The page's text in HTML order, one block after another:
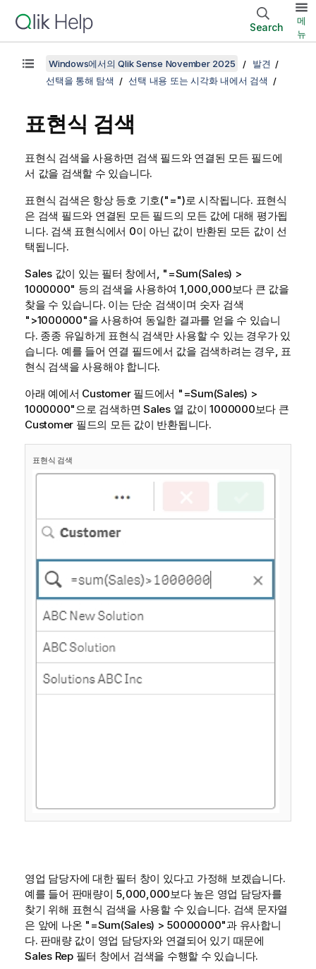
Search
메
뉴
Windows에서의 Qlik Sense November 2025
발견
선택을 통해 탐색
선택 내용 또는 시각화 내에서 검색
표현식 검색
표현식 검색을 사용하면 검색 필드와 연결된 모든 필드에
서 값을 검색할 수 있습니다.
표현식 검색은 항상 등호 기호("=")로 시작됩니다. 표현식
은 검색 필드와 연결된 모든 필드의 모든 값에 대해 평가됩
니다. 검색 표현식에서 0이 아닌 값이 반환된 모든 값이 선
택됩니다.
Sales값이 있는 필터 창에서, "=Sum(Sales) >
1000000" 등의 검색을 사용하여 1,000,000보다 큰 값을
찾을 수 있습니다. 이는 단순 검색이며 숫자 검색
">1000000"을 사용하여 동일한 결과를 얻을 수 있습니
다. 종종 유일하게 표현식 검색만 사용할 수 있는 경우가 있
습니다. 예를 들어 연결 필드에서 값을 검색하려는 경우, 표
현식 검색을 사용해야 합니다.
아래 예에서 Customer 필드에서 "=Sum(Sales) >
1000000"으로 검색하면 Sales열 값이 1000000보다 큰
Customer 필드의 모든 값이 반환됩니다.
표현식 검색
영업 담당자에 대한 필터 창이 있다고 가정해 보겠습니다.
예를 들어 판매량이 5,000,000보다 높은 영업 담당자를
찾기 위해 표현식 검색을 사용할 수 있습니다. 검색 문자열
은 앞에 나온 "=Sum(Sales) > 50000000"과 유사합니
다. 판매량 값이 영업 담당자와 연결되어 있기 때문에
Sales Rep필터 창에서 검색을 수행할 수 있습니다.